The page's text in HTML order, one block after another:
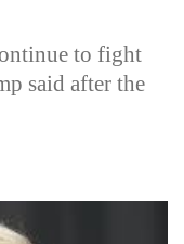
to fight
said after the